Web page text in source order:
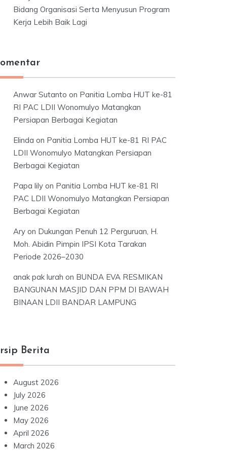
Bidang Organisasi Serta Menyusun Program
Kerja Lebih Baik Lagi
Anwar Sutanto on Panitia Lomba HUT ke-81
RI PAC LDII Wonomulyo Matangkan
Persiapan Berbagai Kegiatan
Elinda on Panitia Lomba HUT ke-81 RI PAC
LDII Wonomulyo Matangkan Persiapan
Berbagai Kegiatan
Papa lily on Panitia Lomba HUT ke-81 RI
PAC LDII Wonomulyo Matangkan Persiapan
Berbagai Kegiatan
Ary on Dukungan Penuh 12 Perguruan, H.
Moh. Abidin Pimpin IPSI Kota Tarakan
Periode 2026–2030
anak pak lurah on BUNDA EVA RESMIKAN
BANGUNAN MASJID DAN PPM DI BAWAH
BINAAN LDII BANDAR LAMPUNG
Berita
August 2026
July 2026
June 2026
May 2026
April 2026
March 2026